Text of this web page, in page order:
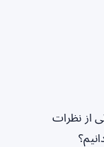
از نظرات